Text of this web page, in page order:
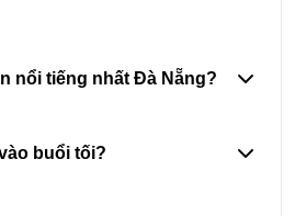
nổi tiếng nhất Đà Nẵng?
buổi tối?